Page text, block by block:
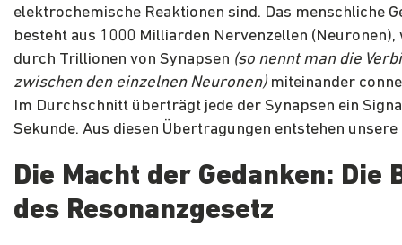
elektrochemische Reaktionen sind. Das menschliche
besteht aus 1000 Milliarden Nervenzellen (Neuronen),
durch Trillionen von Synapsen (so nennt man die
zwischen den einzelnen Neuronen)miteinander
Im Durchschnitt überträgt jede der Synapsen ein
Sekunde. Aus diesen Übertragungen entstehen unsere
Die Macht der Gedanken: Die
des Resonanzgesetz